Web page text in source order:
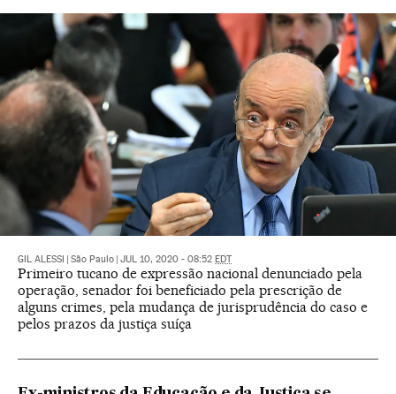
GIL ALESSI São Paulo JUL 10, 2020 - 08:52 EDT
Primeiro tucano de expressão nacional denunciado pela
operação, senador foi beneficiado pela prescrição de
alguns crimes, pela mudança de jurisprudência do caso e
pelos prazos da justiça suíça